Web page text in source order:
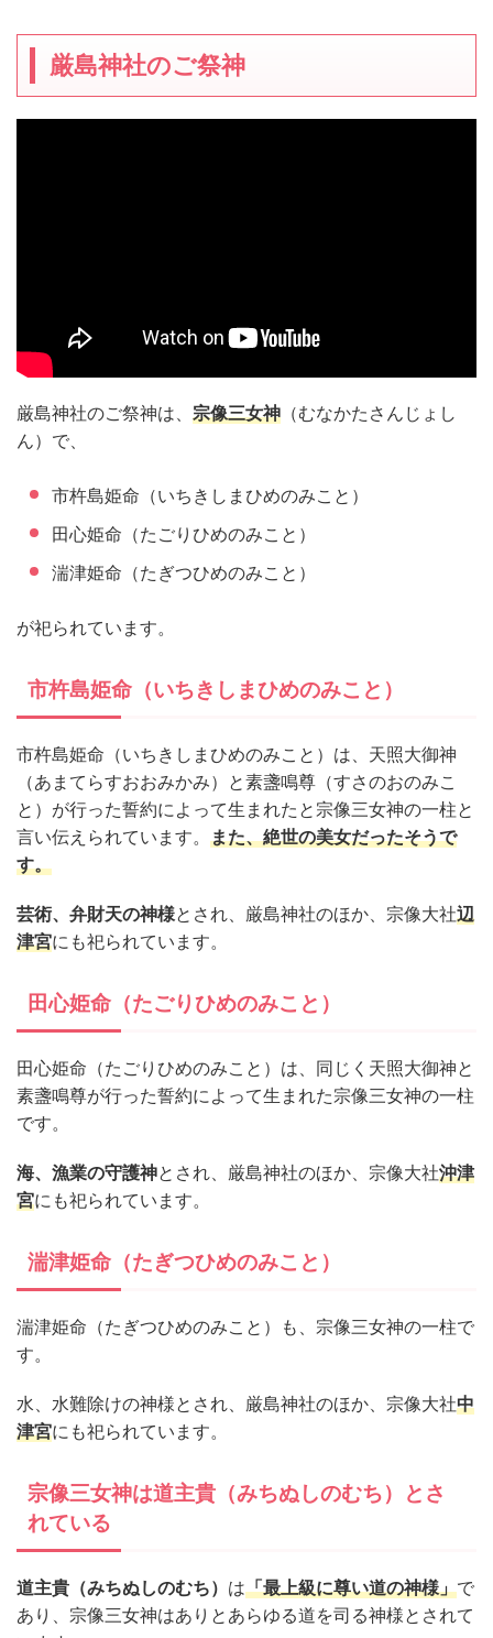
厳島神社のご祭神
厳島神社のご祭神は、 宗像三女神 （むなかたさんじょし
ん）で、
市杵島姫命（いちきしまひめのみこと）
田心姫命（たごりひめのみこと）
湍津姫命（たぎつひめのみこと）
が祀られています。
市杵島姫命（いちきしまひめのみこと）
市杵島姫命（いちきしまひめのみこと）は、天照大御神
（あまてらすおおみかみ）と素盞鳴尊（すさのおのみこ
と）が行った誓約によって生まれたと宗像三女神の一柱と
言い伝えられています。 また、絶世の美女だったそうで
す。
芸術、弁財天の神様とされ、厳島神社のほか、宗像大社辺
津宮にも祀られています。
田心姫命（たごりひめのみこと）
田心姫命（たごりひめのみこと）は、同じく天照大御神と
素盞鳴尊が行った誓約によって生まれた宗像三女神の一柱
です。
海、漁業の守護神とされ、厳島神社のほか、宗像大社沖津
宮にも祀られています。
湍津姫命（たぎつひめのみこと）
湍津姫命（たぎつひめのみこと）も、宗像三女神の一柱で
す。
水、水難除けの神様とされ、厳島神社のほか、宗像大社中
津宮にも祀られています。
宗像三女神は道主貴（みちぬしのむち）とさ
れている
道主貴（みちぬしのむち） は「最上級に尊い道の神様」で
あり、宗像三女神はありとあらゆる道を司る神様とされて